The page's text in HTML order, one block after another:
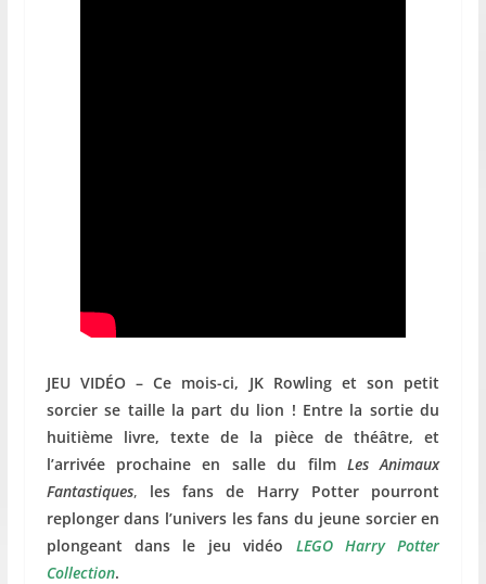
JEU VIDÉO – Ce mois-ci, JK Rowling et son petit
sorcier se taille la part du lion ! Entre la sortie du
huitième livre, texte de la pièce de théâtre, et
l’arrivée prochaine en salle du film Les Animaux
Fantastiques, les fans de Harry Potter pourront
replonger dans l’univers les fans du jeune sorcier en
plongeant dans le jeu vidéo LEGO Harry Potter
Collection.